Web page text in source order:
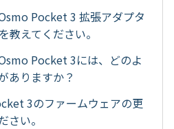
Pocket 3 拡張アダプタ
教えてください。
Pocket 3には、どのよ
ありますか？
3のファームウェアの更
さい。